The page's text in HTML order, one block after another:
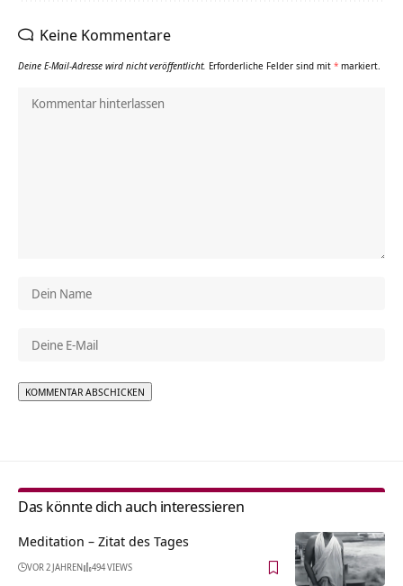
Keine Kommentare
Deine E-Mail-Adresse wird nicht veröffentlicht. Erforderliche Felder sind mit * markiert.
Das könnte dich auch interessieren
Meditation – Zitat des Tages
VOR 2 JAHREN 494 VIEWS